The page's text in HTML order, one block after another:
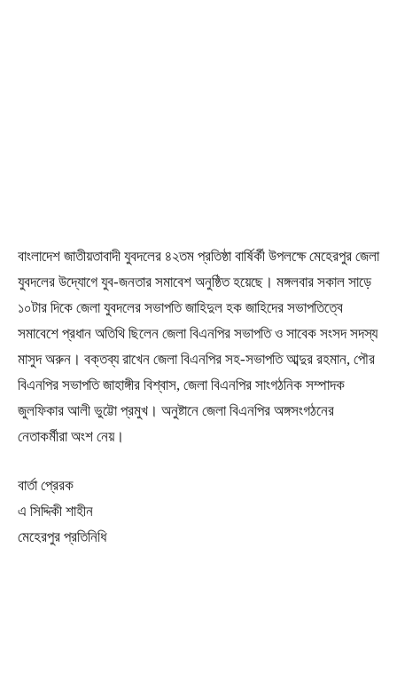
বাংলাদেশ জাতীয়তাবাদী যুবদলের ৪২তম প্রতিষ্ঠা বার্ষির্কী উপলক্ষে মেহেরপুর জেলা
যুবদলের উদ্যোগে যুব-জনতার সমাবেশ অনুষ্ঠিত হয়েছে। মঙ্গলবার সকাল সাড়ে
১০টার দিকে জেলা যুবদলের সভাপতি জাহিদুল হক জাহিদের সভাপতিত্বে
সমাবেশে প্রধান অতিথি ছিলেন জেলা বিএনপির সভাপতি ও সাবেক সংসদ সদস্য
মাসুদ অরুন। বক্তব্য রাখেন জেলা বিএনপির সহ-সভাপতি আব্দুর রহমান, পৌর
বিএনপির সভাপতি জাহাঙ্গীর বিশ্বাস, জেলা বিএনপির সাংগঠনিক সম্পাদক
জুলফিকার আলী ভুট্টো প্রমুখ। অনুষ্টানে জেলা বিএনপির অঙ্গসংগঠনের
নেতাকর্মীরা অংশ নেয়।
বার্তা প্রেরক
এ সিদ্দিকী শাহীন
মেহেরপুর প্রতিনিধি